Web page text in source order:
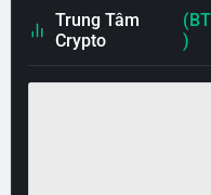
Trung Tâm
Crypto
)